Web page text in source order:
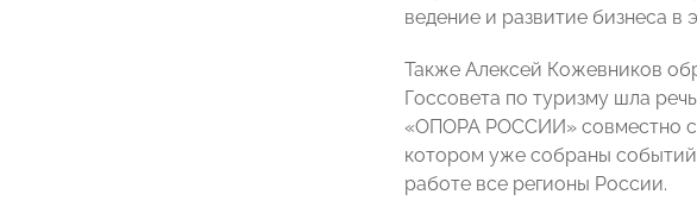
ведение и развитие бизнеса в
Также Алексей Кожевников
Госсовета по туризму шла
«ОПОРА РОССИИ» совместно с
котором уже собраны
работе все регионы России.